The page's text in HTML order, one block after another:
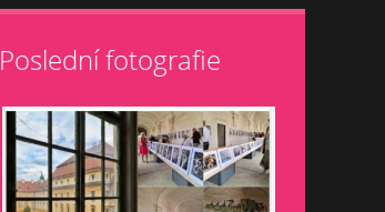
Poslední fotografie